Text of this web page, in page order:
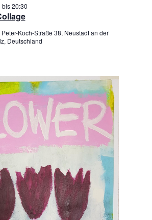
h
e
d
A
n
s
i
c
h
e
n
,
N
-
N
a
v
i
g
a
o
n
bis20:30
Peter-Koch-Straße 38, Neustadt an der
Deutschland